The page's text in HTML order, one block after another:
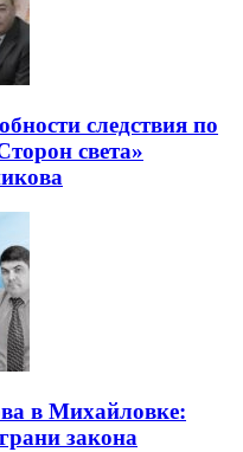
следствия по
света»
в Михайловке:
закона